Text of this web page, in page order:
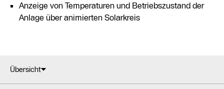
Anzeige von Temperaturen und Betriebszustand der
Anlage über animierten Solarkreis
Übersicht